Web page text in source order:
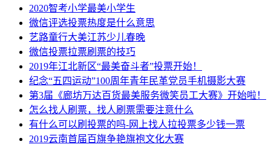
2020智考小学最美小学生
微信评选投票热度是什么意思
艺路童行大美江苏少儿春晚
微信投票拉票刷票的技巧
2019年江北新区“最美奋斗者”投票开始！
纪念“五四运动”100周年青年民革党员手机摄影大赛
第3届《廊坊万达百货最美服务微笑员工大赛》开始啦！
怎么找人刷票，找人刷票需要注意什么
有什么可以刷投票的吗-网上找人拉投票多少钱一票
2019云南首届百旗争艳旗袍文化大赛